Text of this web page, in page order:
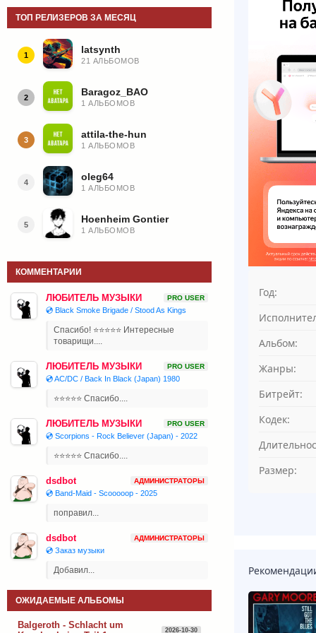
Год:
Альбом:
Жанры:
Битрейт:
Кодек:
Размер:
ТОП РЕЛИЗЕРОВ ЗА МЕСЯЦ
1 latsynth
21 АЛЬБОМОВ
2 Baragoz_BAO
1 АЛЬБОМОВ
3 attila-the-hun
1 АЛЬБОМОВ
4 oleg64
1 АЛЬБОМОВ
5 Hoenheim Gontier
1 АЛЬБОМОВ
КОММЕНТАРИИ
ЛЮБИТЕЛЬ МУЗЫКИ PRO USER
💿 Black Smoke Brigade / Stood As Kings
Спасибо! ⭐⭐⭐⭐⭐ Интересные
товарищи....
ЛЮБИТЕЛЬ МУЗЫКИ PRO USER
💿 AC/DC / Back In Black (Japan) 1980
⭐⭐⭐⭐⭐ Спасибо....
ЛЮБИТЕЛЬ МУЗЫКИ PRO USER
💿 Scorpions - Rock Believer (Japan) - 2022
⭐⭐⭐⭐⭐ Спасибо....
dsdbot АДМИНИСТРАТОРЫ
💿 Band-Maid - Scooooop - 2025
поправил...
dsdbot АДМИНИСТРАТОРЫ
💿 Заказ музыки
Добавил...
ОЖИДАЕМЫЕ АЛЬБОМЫ
Balgeroth - Schlacht um
2026-10-30